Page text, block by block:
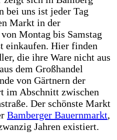
bei uns ist jeder Tag
Markt in der
Montag bis Samstag
einkaufen. Hier finden
die ihre Ware nicht aus
dem Großhandel
von Gärtnern der
im Abschnitt zwischen
Der schönste Markt
Bamberger Bauernmarkt,
Jahren existiert.